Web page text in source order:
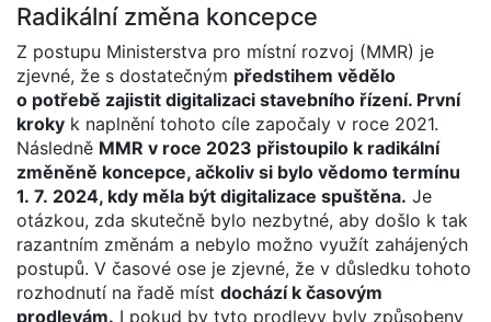
Radikální změna koncepce
Z postupu Ministerstva pro místní rozvoj (MMR) je
zjevné, že s dostatečným předstihem vědělo
o potřebě zajistit digitalizaci stavebního řízení. První
kroky k naplnění tohoto cíle započaly v roce 2021.
Následně MMR v roce 2023 přistoupilo k radikální
změněně koncepce, ačkoliv si bylo vědomo termínu
1. 7. 2024, kdy měla být digitalizace spuštěna. Je
otázkou, zda skutečně bylo nezbytné, aby došlo k tak
razantním změnám a nebylo možno využít zahájených
postupů. V časové ose je zjevné, že v důsledku tohoto
rozhodnutí na řadě míst dochází k časovým
prodlevám. I pokud by tyto prodlevy byly způsobeny